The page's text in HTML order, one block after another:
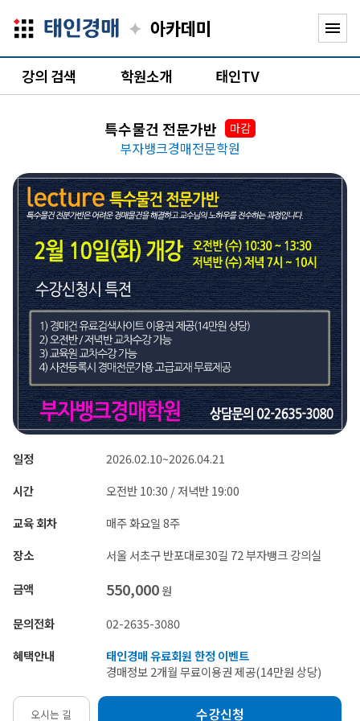
✦ menu
강의 검색 학원소개 태인TV
특수물건 전문가반 마감
부자뱅크경매전문학원
일정
2026.02.10~2026.04.21
시간
오전반 10:30 / 저녁반 19:00
교육 회차
매주 화요일 8주
장소
서울 서초구 반포대로30길 72 부자뱅크 강의실
금액 550,000원
문의전화
02-2635-3080
혜택안내
태인경매 유료회원 한정 이벤트
경매정보 2개월 무료이용권 제공(14만원 상당)
오시는 길 수강신청